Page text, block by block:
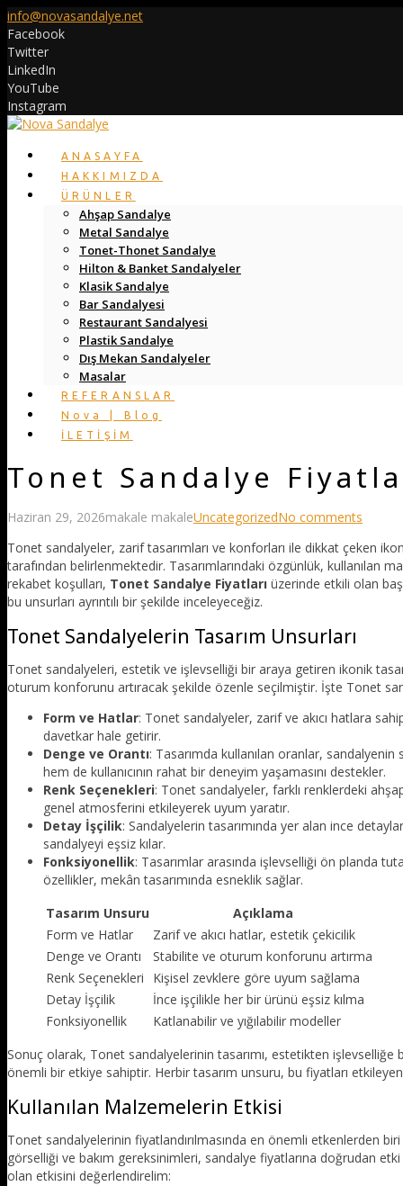
info@novasandalye.net
Facebook
Twitter
LinkedIn
YouTube
Instagram
ANASAYFA
HAKKIMIZDA
ÜRÜNLER
Ahşap Sandalye
Metal Sandalye
Tonet-Thonet Sandalye
Hilton & Banket Sandalyeler
Klasik Sandalye
Bar Sandalyesi
Restaurant Sandalyesi
Plastik Sandalye
Dış Mekan Sandalyeler
Masalar
REFERANSLAR
Nova | Blog
İLETİŞİM
Tonet Sandalye
Haziran 29, 2026makale makaleUncategorizedNo comments
Tonet sandalyeler, zarif tasarımları ve konforları ile dikkat çeken
tarafından belirlenmektedir. Tasarımlarındaki özgünlük, kullanılan
rekabet koşulları, Tonet Sandalye Fiyatları üzerinde etkili olan
bu unsurları ayrıntılı bir şekilde inceleyeceğiz.
Tonet Sandalyelerin Tasarım Unsurları
Tonet sandalyeleri, estetik ve işlevselliği bir araya getiren ikonik
oturum konforunu artıracak şekilde özenle seçilmiştir. İşte Tonet
Form ve Hatlar: Tonet sandalyeler, zarif ve akıcı hatlara
davetkar hale getirir.
Denge ve Orantı: Tasarımda kullanılan oranlar,
hem de kullanıcının rahat bir deneyim yaşamasını destekler.
Renk Seçenekleri: Tonet sandalyeler, farklı renklerdeki
genel atmosferini etkileyerek uyum yaratır.
Detay İşçilik: Sandalyelerin tasarımında yer alan ince
sandalyeyi eşsiz kılar.
Fonksiyonellik: Tasarımlar arasında işlevselliği ön planda
özellikler, mekân tasarımında esneklik sağlar.
Tasarım Unsuru
Açıklama
Form ve Hatlar
Zarif ve akıcı hatlar, estetik çekicilik
Denge ve Orantı
Stabilite ve oturum konforunu artırma
Renk Seçenekleri
Kişisel zevklere göre uyum sağlama
Detay İşçilik
İnce işçilikle her bir ürünü eşsiz kılma
Fonksiyonellik
Katlanabilir ve yığılabilir modeller
Sonuç olarak, Tonet sandalyelerinin tasarımı, estetikten
önemli bir etkiye sahiptir. Herbir tasarım unsuru, bu fiyatları
Kullanılan Malzemelerin Etkisi
Tonet sandalyelerinin fiyatlandırılmasında en önemli etkenlerden
görselliği ve bakım gereksinimleri, sandalye fiyatlarına doğrudan
olan etkisini değerlendirelim: